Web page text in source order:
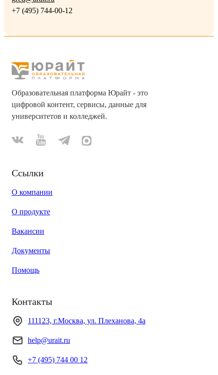
+7 (495) 744-00-12
Образовательная платформа Юрайт - это
цифровой контент, сервисы, данные для
университетов и колледжей.
Ссылки
О компании
О продукте
Вакансии
Документы
Помощь
Контакты
111123, г.Москва, ул. Плеханова, 4а
help@urait.ru
+7 (495) 744 00 12